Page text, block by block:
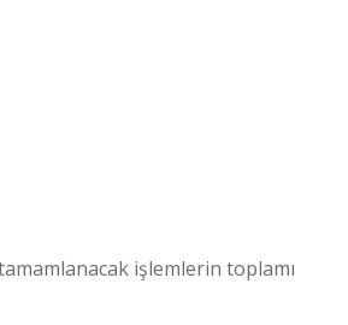
işlemlerin toplamı